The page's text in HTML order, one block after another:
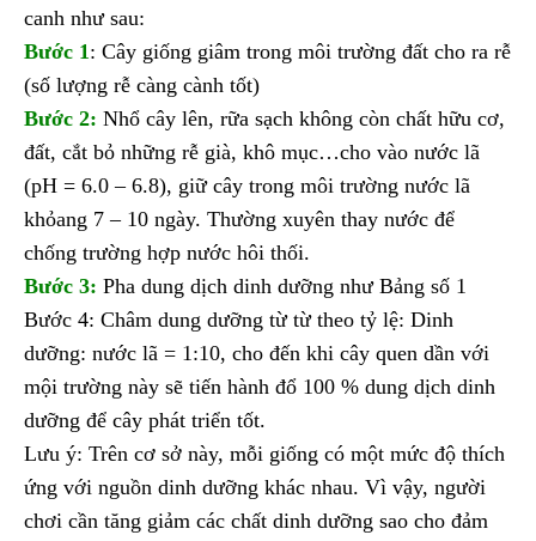
canh như sau:
Bước 1: Cây giống giâm trong môi trường đất cho ra rễ
(số lượng rễ càng cành tốt)
Bước 2: Nhổ cây lên, rữa sạch không còn chất hữu cơ,
đất, cắt bỏ những rễ già, khô mục…cho vào nước lã
(pH = 6.0 – 6.8), giữ cây trong môi trường nước lã
khỏang 7 – 10 ngày. Thường xuyên thay nước để
chống trường hợp nước hôi thối.
Bước 3: Pha dung dịch dinh dưỡng như Bảng số 1
Bước 4: Châm dung dưỡng từ từ theo tỷ lệ: Dinh
dưỡng: nước lã = 1:10, cho đến khi cây quen dần với
mội trường này sẽ tiến hành đổ 100 % dung dịch dinh
dưỡng để cây phát triển tốt.
Lưu ý: Trên cơ sở này, mỗi giống có một mức độ thích
ứng với nguồn dinh dưỡng khác nhau. Vì vậy, người
chơi cần tăng giảm các chất dinh dưỡng sao cho đảm